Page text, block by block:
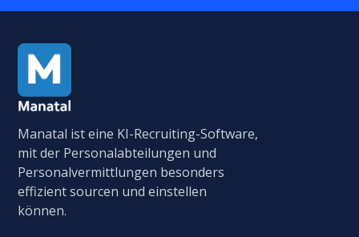
Manatal ist eine KI-Recruiting-Software,
mit der Personalabteilungen und
Personalvermittlungen besonders
effizient sourcen und einstellen
können.